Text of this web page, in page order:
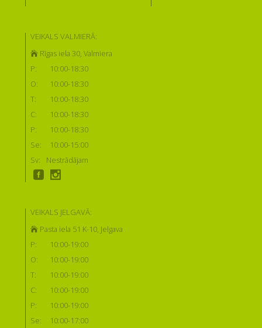
VEIKALS VALMIERĀ:
Rīgas iela 30, Valmiera
P:
10:00-18:30
O:
10:00-18:30
T:
10:00-18:30
C:
10:00-18:30
P:
10:00-18:30
Se:
10:00-15:00
Sv:
Nestrādājam
VEIKALS JELGAVĀ:
Pasta iela 51 K-10, Jelgava
P:
10:00-19:00
O:
10:00-19:00
T:
10:00-19:00
C:
10:00-19:00
P:
10:00-19:00
Se:
10:00-17:00